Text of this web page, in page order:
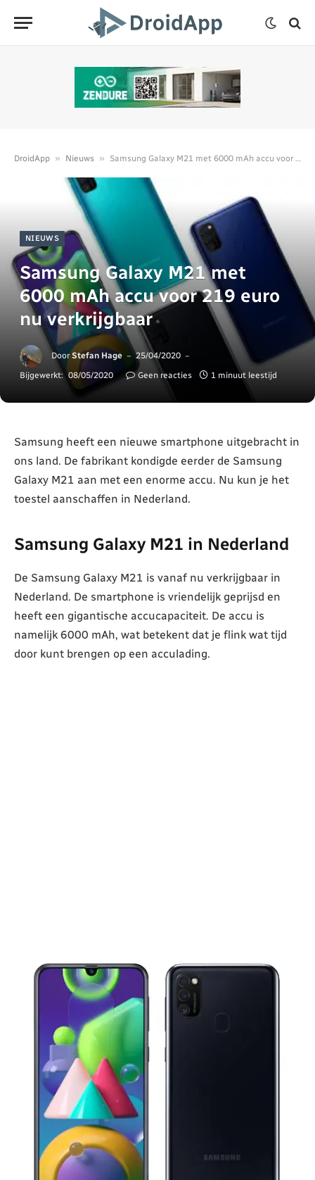
DroidApp » Nieuws » Samsung Galaxy M21 met 6000 mAh accu voor 219 euro nu verkrijgbaar
NIEUWS
Samsung Galaxy M21 met
6000 mAh accu voor 219 euro
nu verkrijgbaar
Door Stefan Hage
25/04/2020
Bijgewerkt: 08/05/2020 Geen reacties 1 minuut leestijd
Samsung heeft een nieuwe smartphone uitgebracht in
ons land. De fabrikant kondigde eerder de Samsung
Galaxy M21 aan met een enorme accu. Nu kun je het
toestel aanschaffen in Nederland.
Samsung Galaxy M21 in Nederland
De Samsung Galaxy M21 is vanaf nu verkrijgbaar in
Nederland. De smartphone is vriendelijk geprijsd en
heeft een gigantische accucapaciteit. De accu is
namelijk 6000 mAh, wat betekent dat je flink wat tijd
door kunt brengen op een acculading.